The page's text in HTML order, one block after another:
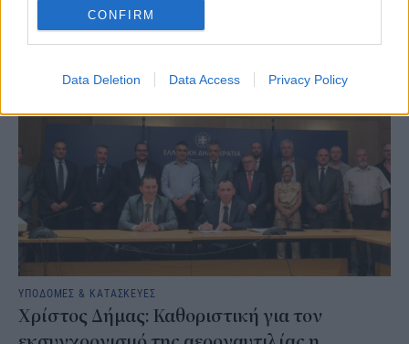
CONFIRM
Data Deletion Data Access Privacy Policy
Οκτωβρίου 2026.
NEWSROOM/20 Ιουλ 2026
ΥΠΟΔΟΜΕΣ & ΚΑΤΑΣΚΕΥΕΣ
Χρίστος Δήμας: Καθοριστική για τον